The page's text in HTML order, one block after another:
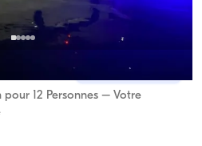
Nouveau bateau
pour 12 Personnes – Votre